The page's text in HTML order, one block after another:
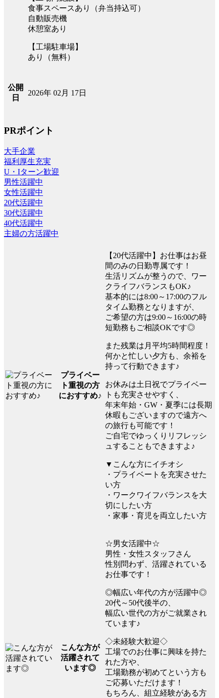
食事スペースあり（弁当持込可）
自動販売機
休憩室あり
【工場駐車場】
あり（無料）
公開
日
2026年 02月 17日
PRポイント
大手企業
福利厚生充実
U・Iターン歓迎
男性活躍中
女性活躍中
20代活躍中
30代活躍中
40代活躍中
主婦の方活躍中
プライベー
ト重視の方
におすすめ♪
【20代活躍中】お仕事はお昼
間のみの日勤専属です！
生活リズムが整うので、ワー
クライフバランスもOK♪
基本的には8:00～17:00のフル
タイム勤務となりますが、
ご希望の方は9:00～16:00の時
短勤務もご相談OKです◎
また残業は月平均5時間程度！
何かと忙しい夕方も、余裕を
持って行動できます♪
お休みは土日祝でプライベー
トも充実させやすく、
年末年始・GW・夏季には長期
休暇もございますので遠方へ
の旅行も可能です！
ご自宅でゆっくりリフレッシ
ュすることもできますよ♪
▼こんな方にイチオシ
・プライベートを充実させた
い方
・ワークワイフバランスを大
切にしたい方
・家事・育児を両立したい方
こんな方が
活躍されて
います◎
☆男女活躍中☆
男性・女性スタッフさん
性別問わず、活躍されている
お仕事です！
◎幅広い年代の方が活躍中◎
20代～50代後半の、
幅広い世代の方がご就業され
ています♪
◇未経験大歓迎◇
工場でのお仕事に興味を持た
れた方や、
工場勤務が初めてという方も
ご応募いただけます！
もちろん、組立経験がある方